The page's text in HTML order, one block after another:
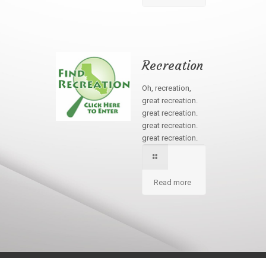
Recreation
Oh, recreation,
great recreation.
great recreation.
great recreation.
great recreation.
Read more